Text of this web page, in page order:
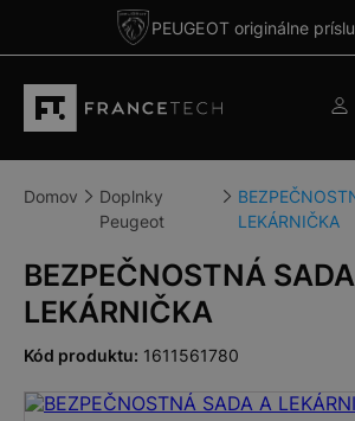
PEUGEOT originálne
Domov
Doplnky
Peugeot
LEKÁRNIČKA
BEZPEČNOSTNÁ
LEKÁRNIČKA
Kód produktu: 1611561780